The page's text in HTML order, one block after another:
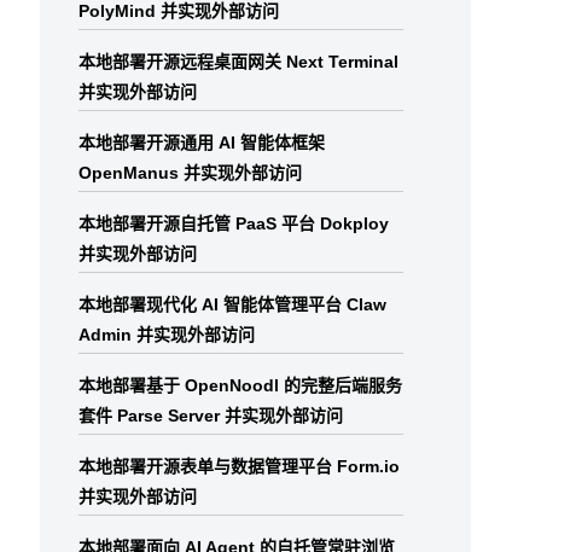
PolyMind 并实现外部访问
本地部署开源远程桌面网关 Next Terminal
并实现外部访问
本地部署开源通用 AI 智能体框架
OpenManus 并实现外部访问
本地部署开源自托管 PaaS 平台 Dokploy
并实现外部访问
本地部署现代化 AI 智能体管理平台 Claw
Admin 并实现外部访问
本地部署基于 OpenNoodl 的完整后端服务
套件 Parse Server 并实现外部访问
本地部署开源表单与数据管理平台 Form.io
并实现外部访问
本地部署面向 AI Agent 的自托管常驻浏览